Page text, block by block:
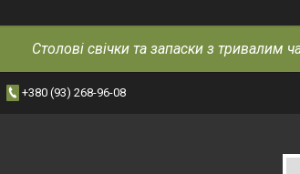
Столові свічки та запаски з тривалим
+380 (93) 268-96-08